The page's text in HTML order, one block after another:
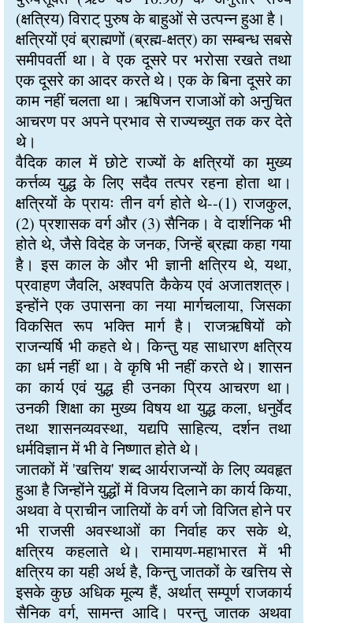
(क्षत्रिय) विराट् पुरुष के बाहुओं से उत्पन्न हुआ है।
क्षत्रियों एवं ब्राह्मणों (ब्रह्म-क्षत्र) का सम्बन्ध सबसे
समीपवर्ती था। वे एक दूसरे पर भरोसा रखते तथा
एक दूसरे का आदर करते थे। एक के बिना दूसरे का
काम नहीं चलता था। ऋषिजन राजाओं को अनुचित
आचरण पर अपने प्रभाव से राज्यच्युत तक कर देते
थे।
वैदिक काल में छोटे राज्यों के क्षत्रियों का मुख्य
कर्त्तव्य युद्ध के लिए सदैव तत्पर रहना होता था।
क्षत्रियों के प्रायः तीन वर्ग होते थे--(1) राजकुल,
(2) प्रशासक वर्ग और (3) सैनिक। वे दार्शनिक भी
होते थे, जैसे विदेह के जनक, जिन्हें ब्रह्मा कहा गया
है। इस काल के और भी ज्ञानी क्षत्रिय थे, यथा,
प्रवाहण जैवलि, अश्वपति कैकेय एवं अजातशत्रु।
इन्होंने एक उपासना का नया मार्गचलाया, जिसका
विकसित रूप भक्ति मार्ग है। राजऋषियों को
राजन्यर्षि भी कहते थे। किन्तु यह साधारण क्षत्रिय
का धर्म नहीं था। वे कृषि भी नहीं करते थे। शासन
का कार्य एवं युद्ध ही उनका प्रिय आचरण था।
उनकी शिक्षा का मुख्य विषय था युद्ध कला, धनुर्वेद
तथा शासनव्यवस्था, यद्यपि साहित्य, दर्शन तथा
धर्मविज्ञान में भी वे निष्णात होते थे।
जातकों में 'खत्तिय' शब्द आर्यराजन्यों के लिए व्यवहृत
हुआ है जिन्होंने युद्धों में विजय दिलाने का कार्य किया,
अथवा वे प्राचीन जातियों के वर्ग जो विजित होने पर
भी राजसी अवस्थाओं का निर्वाह कर सके थे,
क्षत्रिय कहलाते थे। रामायण-महाभारत में भी
क्षत्रिय का यही अर्थ है, किन्तु जातकों के खत्तिय से
इसके कुछ अधिक मूल्य हैं, अर्थात् सम्पूर्ण राजकार्य
सैनिक वर्ग, सामन्त आदि। परन्तु जातक अथवा